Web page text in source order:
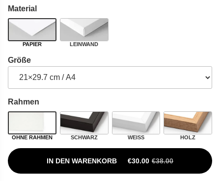
Material
PAPIER LEINWAND
Größe
Rahmen
OHNE RAHMEN SCHWARZ WEISS HOLZ
IN DEN WARENKORB €30.00 €38.00
URSPRÜNGLICHER PREIS
AKTUELLER PREIS IST: